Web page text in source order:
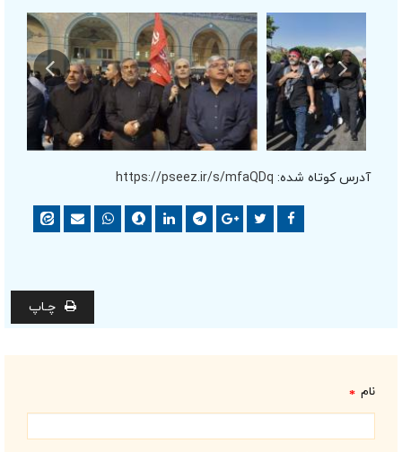
آدرس کوتاه شده: https://pseez.ir/s/mfaQDq
چـاپ
نام *